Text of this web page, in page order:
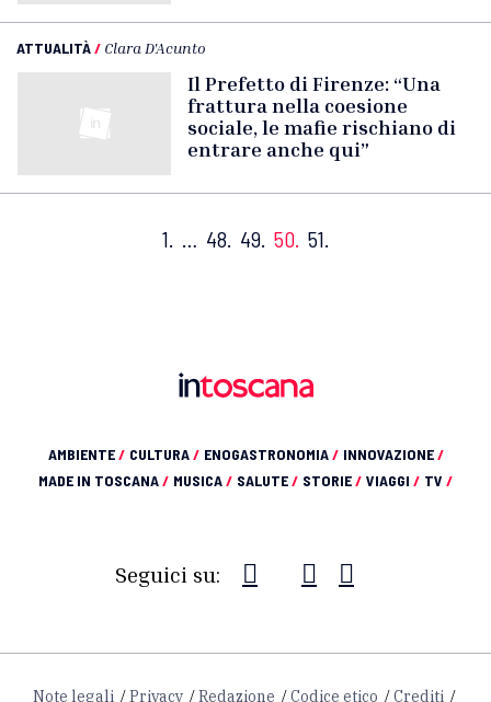
ATTUALITÀ/ Clara D'Acunto
Il Prefetto di Firenze: “Una
frattura nella coesione
sociale, le mafie rischiano di
entrare anche qui”
1. … 48. 49. 50. 51.
AMBIENTE/ CULTURA/ ENOGASTRONOMIA/ INNOVAZIONE/
MADE IN TOSCANA/ MUSICA/ SALUTE/ STORIE/ VIAGGI / TV /
Seguici su:
Note legali Privacy Redazione Codice etico Crediti